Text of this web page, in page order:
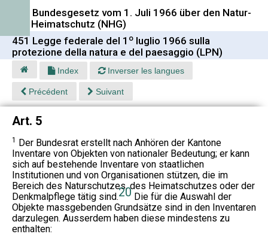
451 Bundesgesetz vom 1. Juli 1966 über den Natur-
und Heimatschutz (NHG)
451 Legge federale del 1 o luglio 1966 sulla
protezione della natura e del paesaggio (LPN)
Index Inverser les langues
Précédent Suivant
Art. 5
1 Der Bundesrat erstellt nach Anhören der Kantone
Inventare von Objekten von nationaler Bedeutung; er kann
sich auf bestehende Inventare von staatlichen
Institutionen und von Organisationen stützen, die im
Bereich des Naturschutzes, des Heimatschutzes oder der
Denkmalpflege tätig sind.20 Die für die Auswahl der
Objekte massgebenden Grundsätze sind in den Inventaren
darzulegen. Ausserdem haben diese mindestens zu
enthalten: